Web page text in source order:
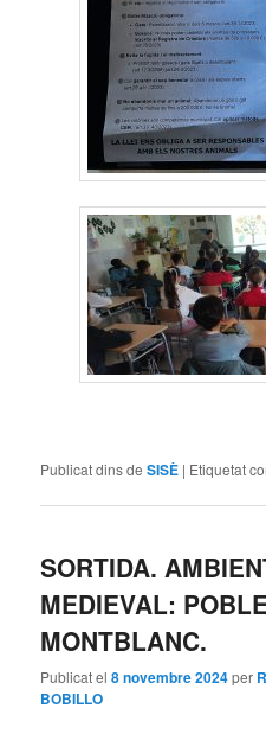
Publicat dins de SISÈ | Etiquetat
SORTIDA.
MEDIEVAL:
MONTBLANC.
Publicat el8 novembre 2024per
BOBILLO